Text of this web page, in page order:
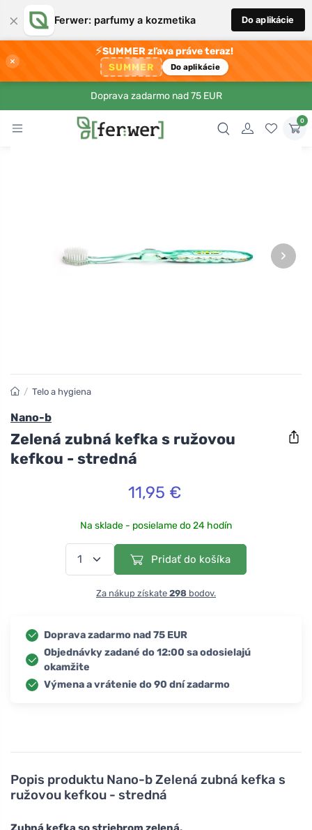
× Ferwer: parfumy a kozmetika Do aplikácie
×
⚡SUMMER zľava práve teraz!
SUMMER Do aplikácie
Doprava zadarmo nad 75 EUR
0
›
Popis produktu Nano-b Zelená zubná kefka s
ružovou kefkou - stredná
/ Telo a hygiena
Nano-b
Zelená zubná kefka s ružovou
kefkou - stredná
11,95 €
Na sklade - posielame do 24 hodín
Pridať do košíka
Za nákup získate 298 bodov.
Doprava zadarmo nad 75 EUR
Objednávky zadané do 12:00 sa odosielajú
okamžite
Výmena a vrátenie do 90 dní zadarmo